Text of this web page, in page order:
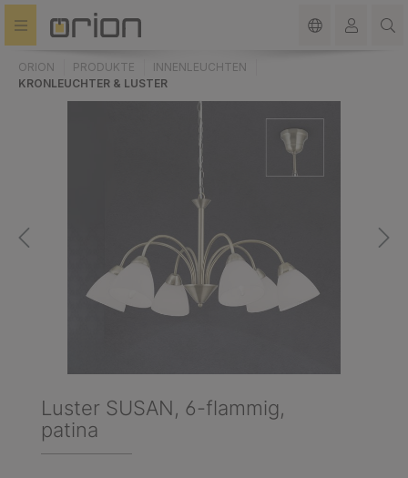
springen
ORION PRODUKTE
INNENLEUCHTEN
KRONLEUCHTER & LUSTER
Luster SUSAN, 6-flammig,
patina